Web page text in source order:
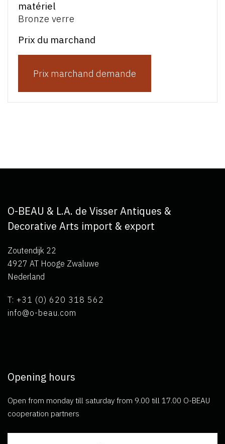
matériel
Bronze verre
Prix du marchand
Prix marchand demande
O-BEAU & L.A. de Visser Antiques &
Decorative Arts import & export
Zoutendijk 22
4927 AT Hooge Zwaluwe
Nederland
T: +31 (0) 620 318 562
info@o-beau.com
Opening hours
Open from monday till saturday from 9.00 till 17.00 O-BEAU
cooperation partners